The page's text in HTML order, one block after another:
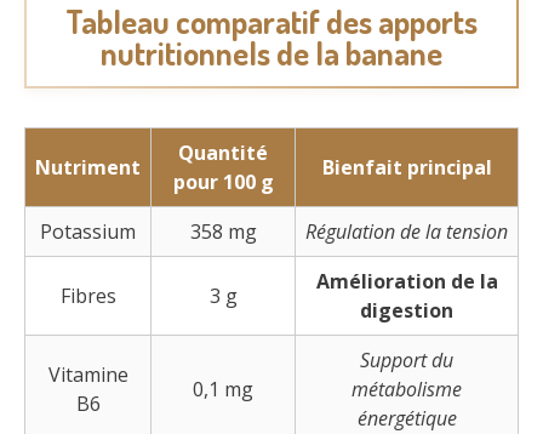
Tableau comparatif des apports
nutritionnels de la banane
Nutriment
Quantité
pour 100 g
Bienfait principal
Potassium 358 mg Régulation de la tension
Fibres 3 g
Amélioration de la
digestion
Vitamine
B6
0,1 mg
Support du
métabolisme
énergétique